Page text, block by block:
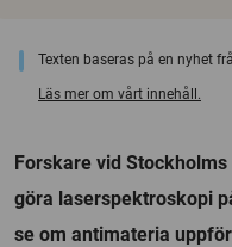
Texten baseras på en nyhet
Läs mer om vårt innehåll.
Forskare vid
göra laserspektroskopi
se om antimateria